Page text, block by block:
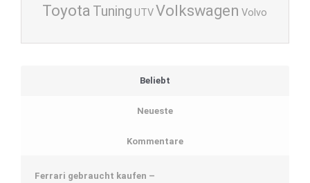
Toyota Tuning UTVVolkswagen Volvo
Beliebt
Neueste
Kommentare
Ferrari gebraucht kaufen –